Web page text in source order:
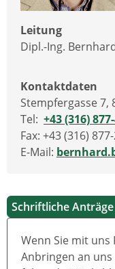
Leitung
Dipl.-Ing.
Kontaktdaten
Stempfergasse 7,
Tel: +43 (316)
Fax: +43 (316)
E-Mail:
Schriftliche
Wenn Sie mit
Anbringen an